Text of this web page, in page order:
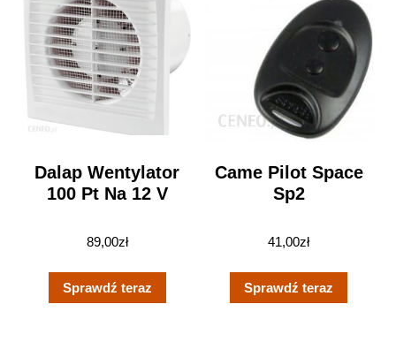
Dalap Wentylator
100 Pt Na 12 V
89,00zł
Sprawdź teraz
Came Pilot Space
Sp2
41,00zł
Sprawdź teraz